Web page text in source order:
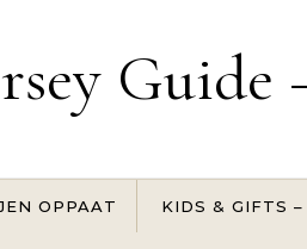
OPPAAT KIDS & GIFTS